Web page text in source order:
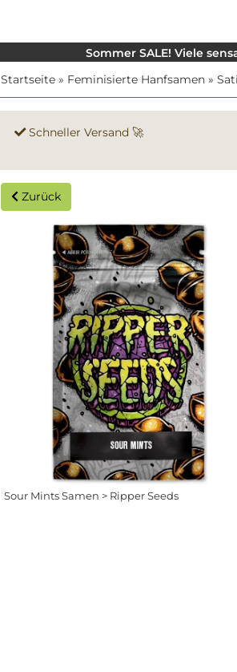
Sommer SALE! Viele
Startseite » Feminisierte Hanfsamen »
Schneller Versand 🚀
Zurück
Sour Mints Samen > Ripper Seeds